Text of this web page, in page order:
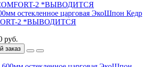
остекленное царговая ЭкоШпон Кедр
2 *ВЫВОДИТСЯ
руб.
заказ